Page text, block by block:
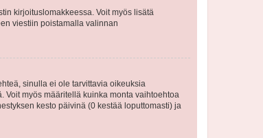
kirjoituslomakkeessa. Voit myös lisätä
viestiin poistamalla valinnan
sinulla ei ole tarvittavia oikeuksia
Voit myös määritellä kuinka monta vaihtoehtoa
kesto päivinä (0 kestää loputtomasti) ja